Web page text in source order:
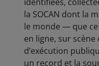
la SOCAN dont la
le monde — que
en ligne, sur
d’exécution
un record et la